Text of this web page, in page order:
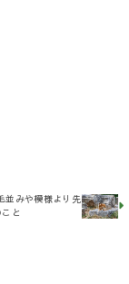
並みや模様より先
と